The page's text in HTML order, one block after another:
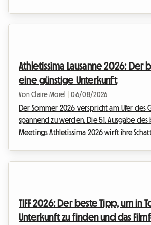
portugiesische Küste zu entdecken. Ein
Athletissima Lausanne 2026: Der
eine günstige Unterkunft
Von Claire Morel 06/08/2026
Der Sommer 2026 verspricht am Ufer des
spannend zu werden. Die 51. Ausgabe
Meetings Athletissima 2026 wirft ihre
die Unterkunft in Lausanne, die den
darst...
TIFF 2026: Der beste Tipp, um in
Unterkunft zu finden und das